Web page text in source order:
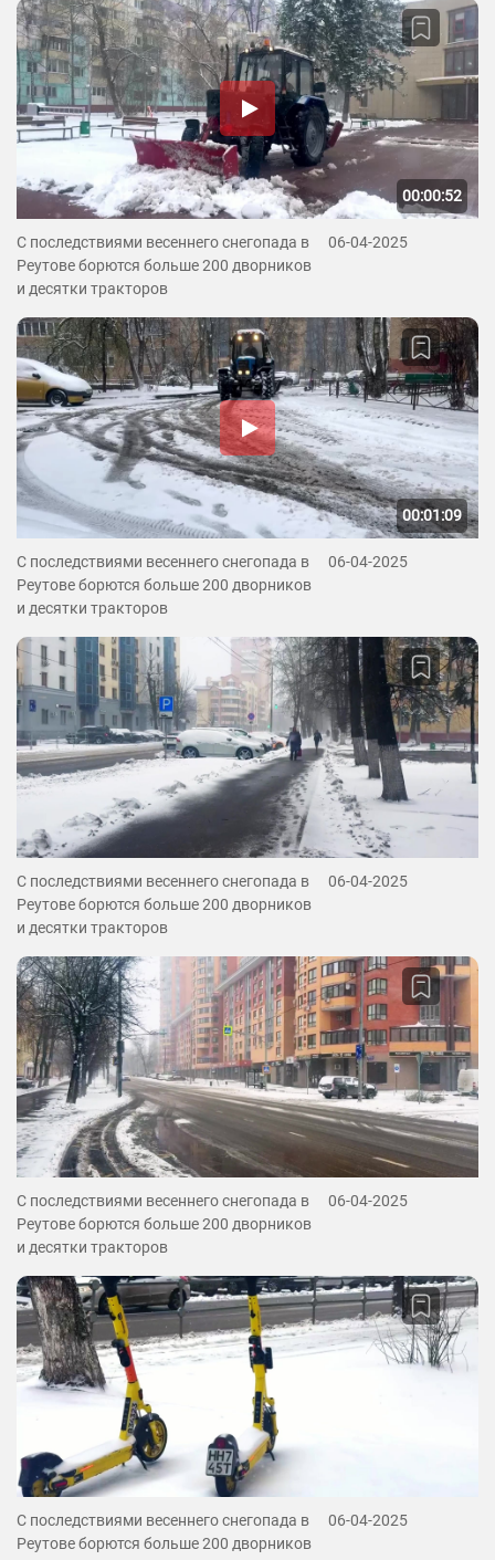
00:00:52
С последствиями весеннего снегопада в
Реутове борются больше 200 дворников
и десятки тракторов
06-04-2025
00:01:09
С последствиями весеннего снегопада в
Реутове борются больше 200 дворников
и десятки тракторов
06-04-2025
С последствиями весеннего снегопада в
Реутове борются больше 200 дворников
и десятки тракторов
06-04-2025
С последствиями весеннего снегопада в
Реутове борются больше 200 дворников
и десятки тракторов
06-04-2025
С последствиями весеннего снегопада в
Реутове борются больше 200 дворников
06-04-2025